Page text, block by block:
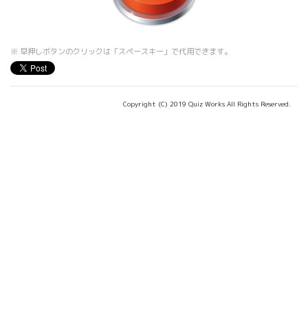
※ 早押しボタンのクリックは「スペースキー」で代用できます。
Copyright (C) 2019 Quiz Works All Rights Reserved.